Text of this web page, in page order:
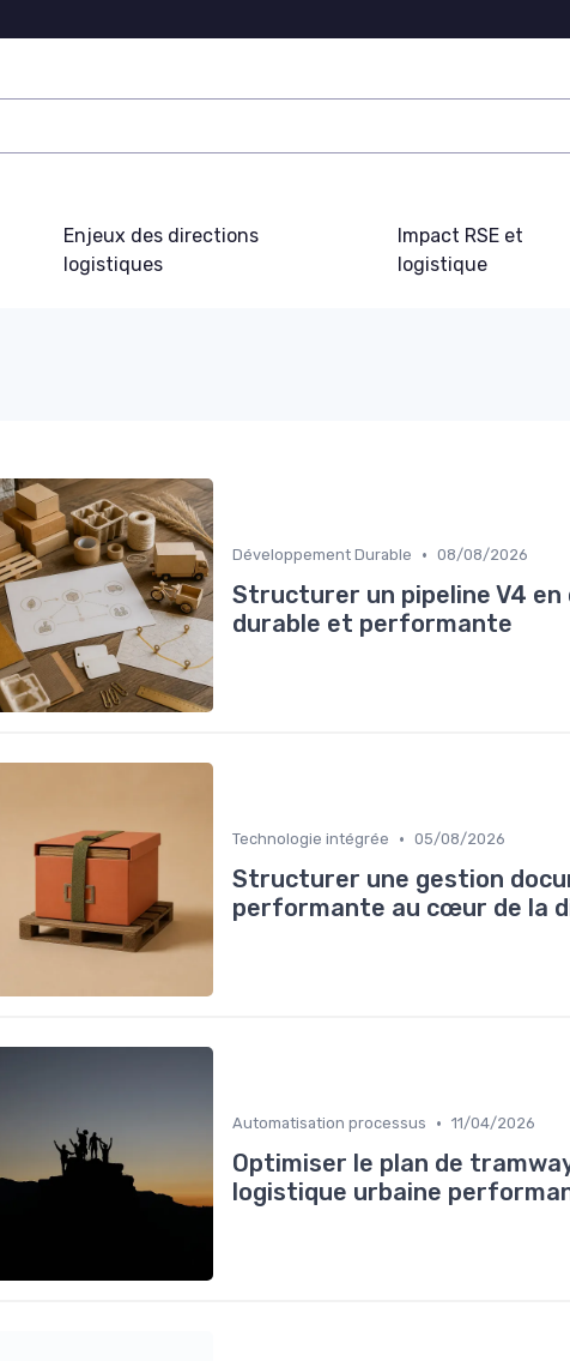
Enjeux des directions
logistiques
Impact RSE et
logistique
Développement Durable • 08/08/2026
Structurer un pipeline V4
durable et performante
Technologie intégrée • 05/08/2026
Structurer une gestion
performante au cœur de la
Automatisation processus • 11/04/2026
Optimiser le plan de
logistique urbaine